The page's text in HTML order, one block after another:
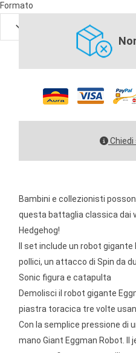
Formato
Bambini e collezionisti
questa battaglia classica dai
Hedgehog!
Il set include un robot
pollici, un attacco di Spin da
Sonic figura e catapulta
Demolisci il robot gigante
piastra toracica tre volte
Con la semplice pressione di
mano Giant Eggman Robot. Il